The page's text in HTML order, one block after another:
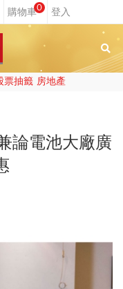
0
票抽籤 房地產
論電池大廠廣